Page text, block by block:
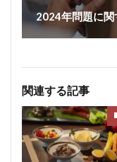
2024年問題に関
関連する記事